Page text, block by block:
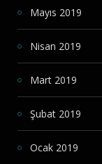
Mayıs 2019
Nisan 2019
Mart 2019
Şubat 2019
Ocak 2019